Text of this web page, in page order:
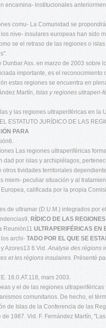
encamina- institucionales
comu- La Comunidad se
nive- insulares europeas han sido
se el retraso de las regiones o
Ass. en marzo de 2003 sobre
importante, es el
estas regiones se encuentra en
Martín, Islas y regiones ultraperi-
y las regiones ultraperiféricas en la
ESTATUTO JURÍDICO DE LAS
PARA
Las regiones ultraperiféricas
dad por islas y archipiélagos,
tividades territoriales
miem- peculiar situación y al
calificada por la propia
de ultramar (D.U.M.) integrados por
RÍDICO DE LAS REGIONES
Reunión11 ULTRAPERIFÉRICAS EN
archi- TADO POR EL QUE SE
Azores13 6 Vid.Analyse des régions
et les régions insulaires. Présenté
16.0.AT.118, mars 2003.
y el de las regiones
comunitarios. De hecho, el
de Islas de la Conferencia de las
1987. Vid. F. Fernández Martín,